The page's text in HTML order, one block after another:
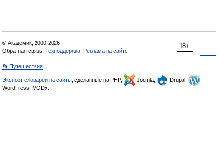
18+
© Академик, 2000-2026
Обратная связь: Техподдержка Реклама на сайте
👣 Путешествия
Экспорт словарей на сайты , сделанные на PHP, Joomla,
Drupal,
WordPress, MODx.